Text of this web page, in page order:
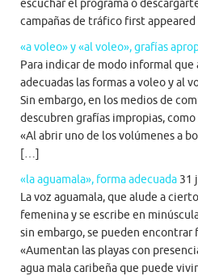
escuchar el programa o
campañas de tráfico first appeared
«a voleo» y «al voleo», grafías
Para indicar de modo informal que
adecuadas las formas a voleo y al
Sin embargo, en los medios de
descubren grafías impropias,
«Al abrir uno de los volúmenes a
[…]
«la aguamala», forma adecuada 31
La voz aguamala, que alude a
femenina y se escribe en
sin embargo, se pueden encontrar
«Aumentan las playas con
agua mala caribeña que puede